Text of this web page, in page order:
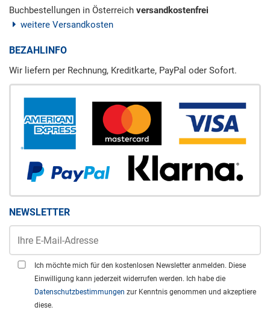
Buchbestellungen in Österreich versandkostenfrei
weitere Versandkosten
BEZAHLINFO
Wir liefern per Rechnung, Kreditkarte, PayPal oder Sofort.
NEWSLETTER
Ich möchte mich für den kostenlosen Newsletter anmelden. Diese
Einwilligung kann jederzeit widerrufen werden. Ich habe die
Datenschutzbestimmungen zur Kenntnis genommen und akzeptiere
diese.